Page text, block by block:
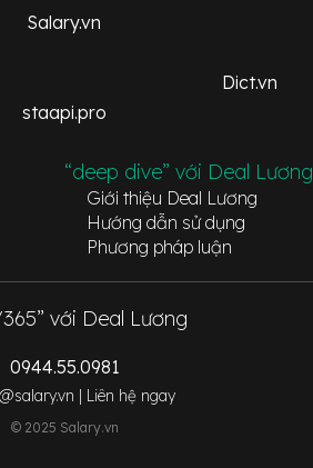
Salary.vn
Dict.vn
staapi.pro
“deep dive” với Deal Lương
Giới thiệu Deal Lương
Hướng dẫn sử dụng
Phương pháp luận
với Deal Lương
0944.55.0981
| Liên hệ ngay
© 2025 Salary.vn